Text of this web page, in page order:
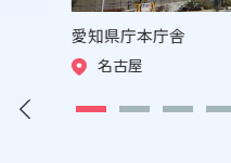
愛知県庁本庁舎
名古屋